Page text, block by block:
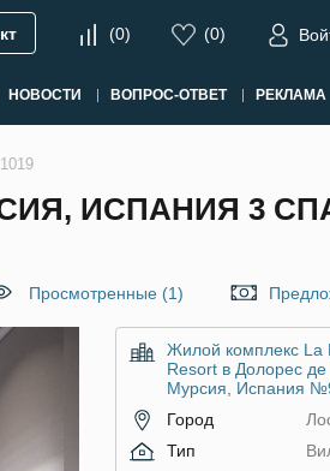
(0) (0)
НОВОСТИ ВОПРОС-ОТВЕТ РЕКЛАМА
ИСПАНИЯ 3
Просмотренные (1)
Жилой комплекс La
Resort в Долорес де
Мурсия, Испания
Город
Тип